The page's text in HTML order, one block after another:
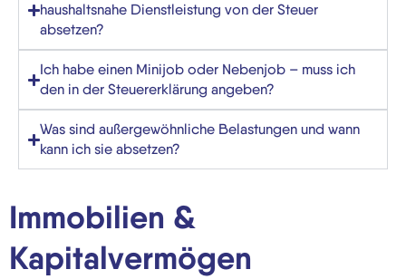
haushaltsnahe Dienstleistung von der Steuer
absetzen?
Ich habe einen Minijob oder Nebenjob – muss ich
den in der Steuererklärung angeben?
Was sind außergewöhnliche Belastungen und wann
kann ich sie absetzen?
Immobilien &
Kapitalvermögen